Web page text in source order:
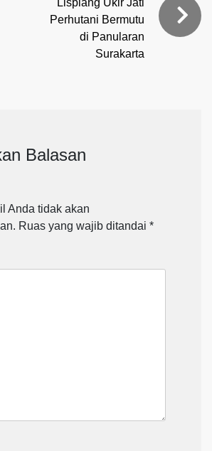
Perhutani Bermutu
di Panularan
Surakarta
Balasan
Anda tidak akan
Ruas yang wajib ditandai *